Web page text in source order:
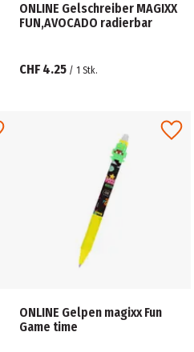
ONLINE Gelschreiber MAGIXX
FUN,AVOCADO radierbar
CHF 4.25 / 1 Stk.
ONLINE Gelpen magixx Fun
Game time